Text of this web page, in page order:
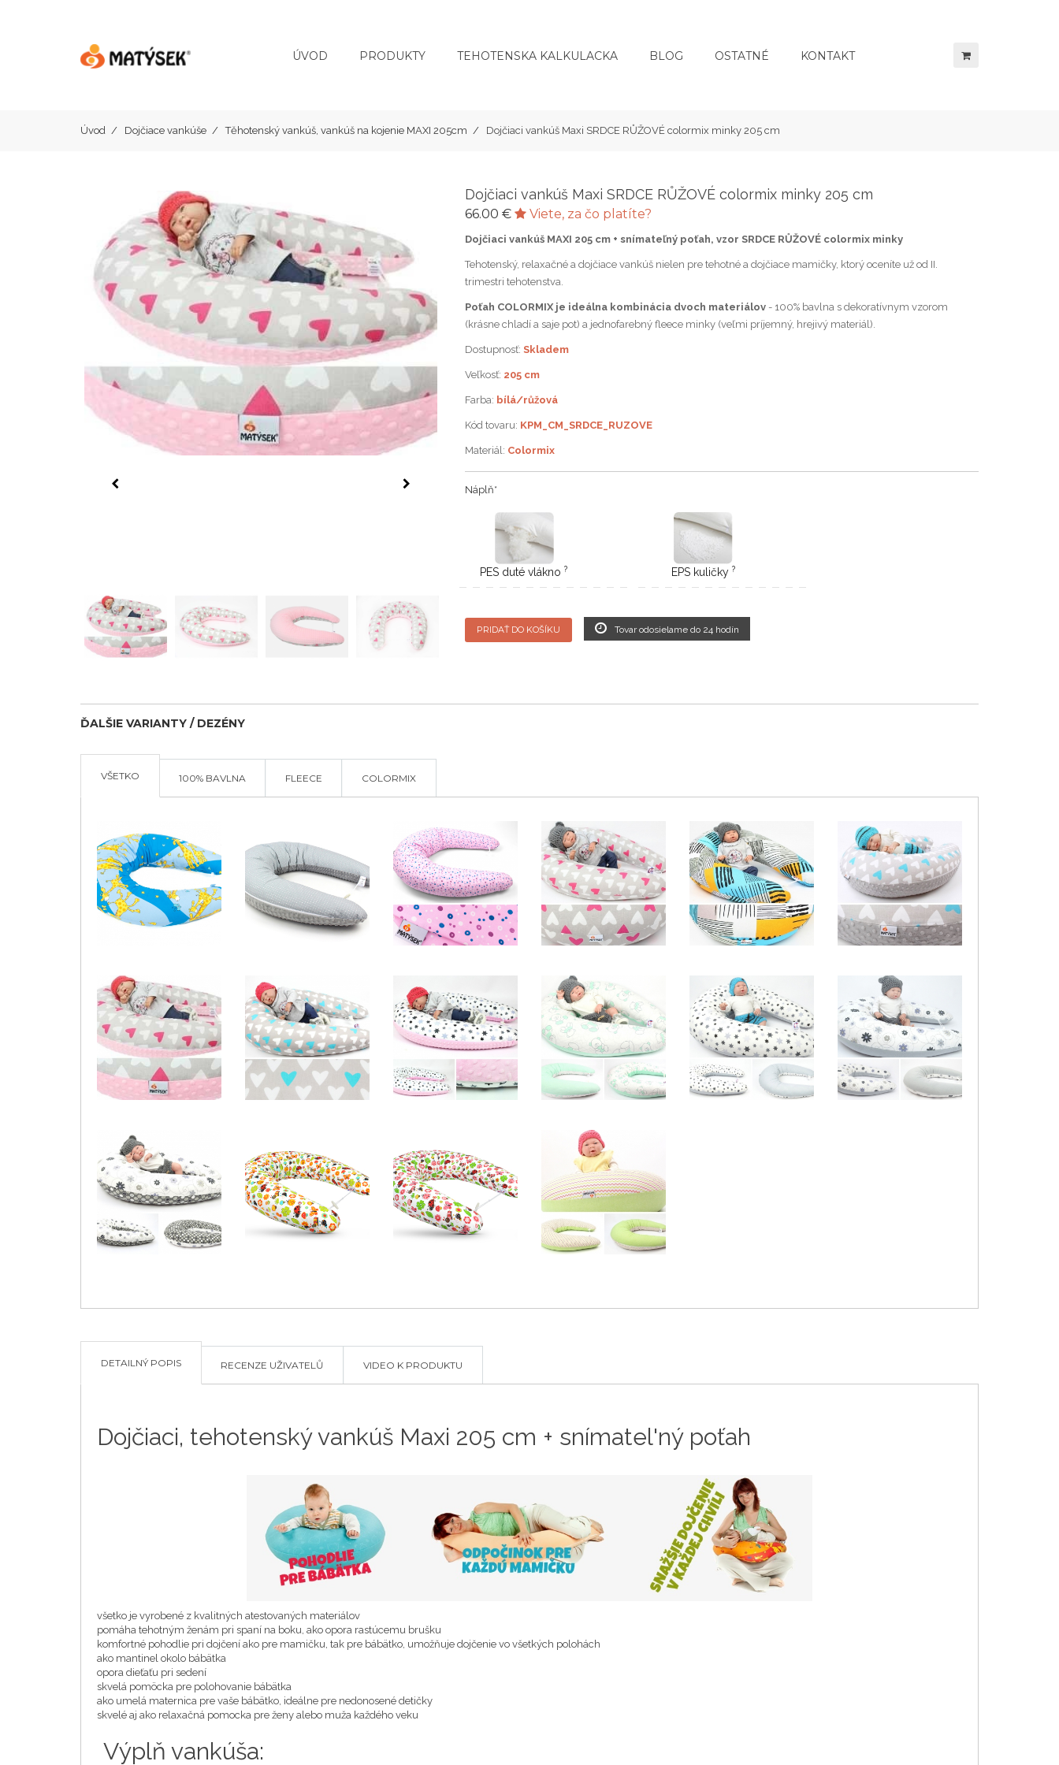
ÚVOD PRODUKTY TEHOTENSKA KALKULACKA BLOG OSTATNÉ KONTAKT
Úvod Dojčiace vankúše Těhotenský vankúš, vankúš na kojenie MAXI 205cm Dojčiaci vankúš Maxi SRDCE RŮŽOVÉ colormix minky 205 cm
Dojčiaci vankúš Maxi SRDCE RŮŽOVÉ colormix minky 205 cm
66.00 € Viete, za čo platíte?
Dojčiaci vankúš MAXI 205 cm + snímateľný poťah, vzor SRDCE RŮŽOVÉ colormix minky
Tehotenský, relaxačné a dojčiace vankúš nielen pre tehotné a dojčiace mamičky, ktorý oceníte už od II.
trimestri tehotenstva.
Poťah COLORMIX je ideálna kombinácia dvoch materiálov- 100% bavlna s dekoratívnym vzorom
(krásne chladí a saje pot) a jednofarebný fleece minky (veľmi príjemný, hrejivý materiál).
Dostupnosť: Skladem
Veľkosť: 205 cm
Farba: bílá/růžová
Kód tovaru: KPM_CM_SRDCE_RUZOVE
Materiál: Colormix
Náplň*
PES duté vlákno ? EPS kuličky ?
PRIDAŤ DO KOŠÍKU Tovar odosielame do 24 hodín
ĎALŠIE VARIANTY / DEZÉNY
VŠETKO 100% BAVLNA FLEECE COLORMIX
DETAILNÝ POPIS RECENZE UŽIVATELŮ VIDEO K PRODUKTU
Dojčiaci, tehotenský vankúš Maxi 205 cm + snímatel'ný poťah
všetko je vyrobené z kvalitných atestovaných materiálov
pomáha tehotným ženám pri spaní na boku, ako opora rastúcemu brušku
komfortné pohodlie pri dojčení ako pre mamičku, tak pre bábätko, umožňuje dojčenie vo všetkých polohách
ako mantinel okolo bábätka
opora dieťaťu pri sedení
skvelá pomöcka pre polohovanie bábätka
ako umelá maternica pre vaše bábätko, ideálne pre nedonosené detičky
skvelé aj ako relaxačná pomocka pre ženy alebo muža každého veku
Výplň vankúša: